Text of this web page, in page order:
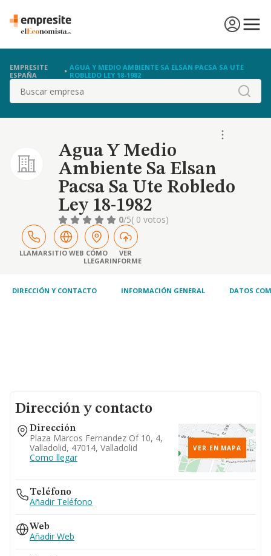
EMPRESITE
ESPAÑA
AGUA Y MEDIO AMBIENTE SA ELSAN PACSA SA UTE
ROBLEDO LEY 18-1982
Buscar
Agua Y Medio
Ambiente Sa Elsan
Pacsa Sa Ute Robledo
Ley 18-1982
0/5( 0 votos)
LLAMARSITIO WEB CÓMO
LLEGAR
VER
INFORME
DIRECCIÓN Y CONTACTO INFORMACIÓN GENERAL DATOS
Dirección y contacto
Dirección
Plaza Marcos Fernandez Of 10, 4,
Valladolid, 47014, Valladolid
Como llegar
VER EN MAPA
Teléfono
Añadir Teléfono
Web
Añadir Web